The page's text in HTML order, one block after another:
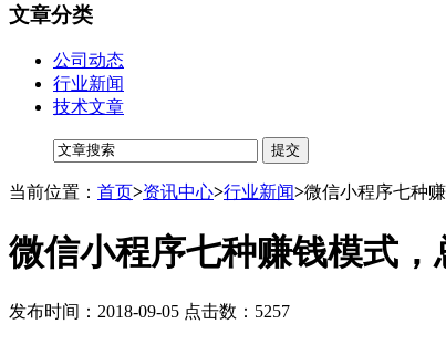
文章分类
公司动态
行业新闻
技术文章
当前位置： 首页>资讯中心>行业新闻>微信小程序七种
微信小程序七种赚钱模式，
发布时间：2018-09-05 点击数：5257